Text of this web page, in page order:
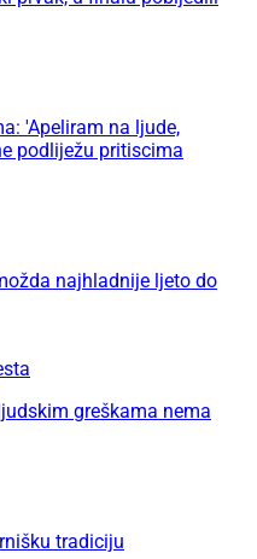
'Apeliram na ljude,
podliježu pritiscima
najhladnije ljeto do
greškama nema
tradiciju